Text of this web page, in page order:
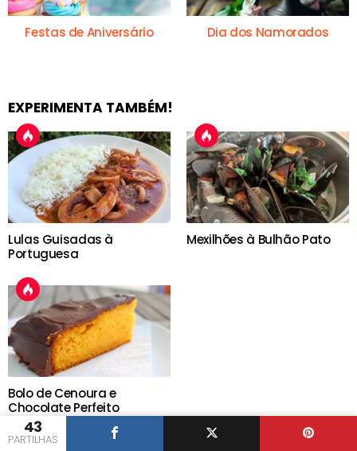
43
PARTILHAS
Festas de Aniversário Dia dos Namorados
EXPERIMENTA TAMBÉM!
Lulas Guisadas à
Portuguesa
Mexilhões à Bulhão Pato
Bolo de Cenoura e
Chocolate Perfeito